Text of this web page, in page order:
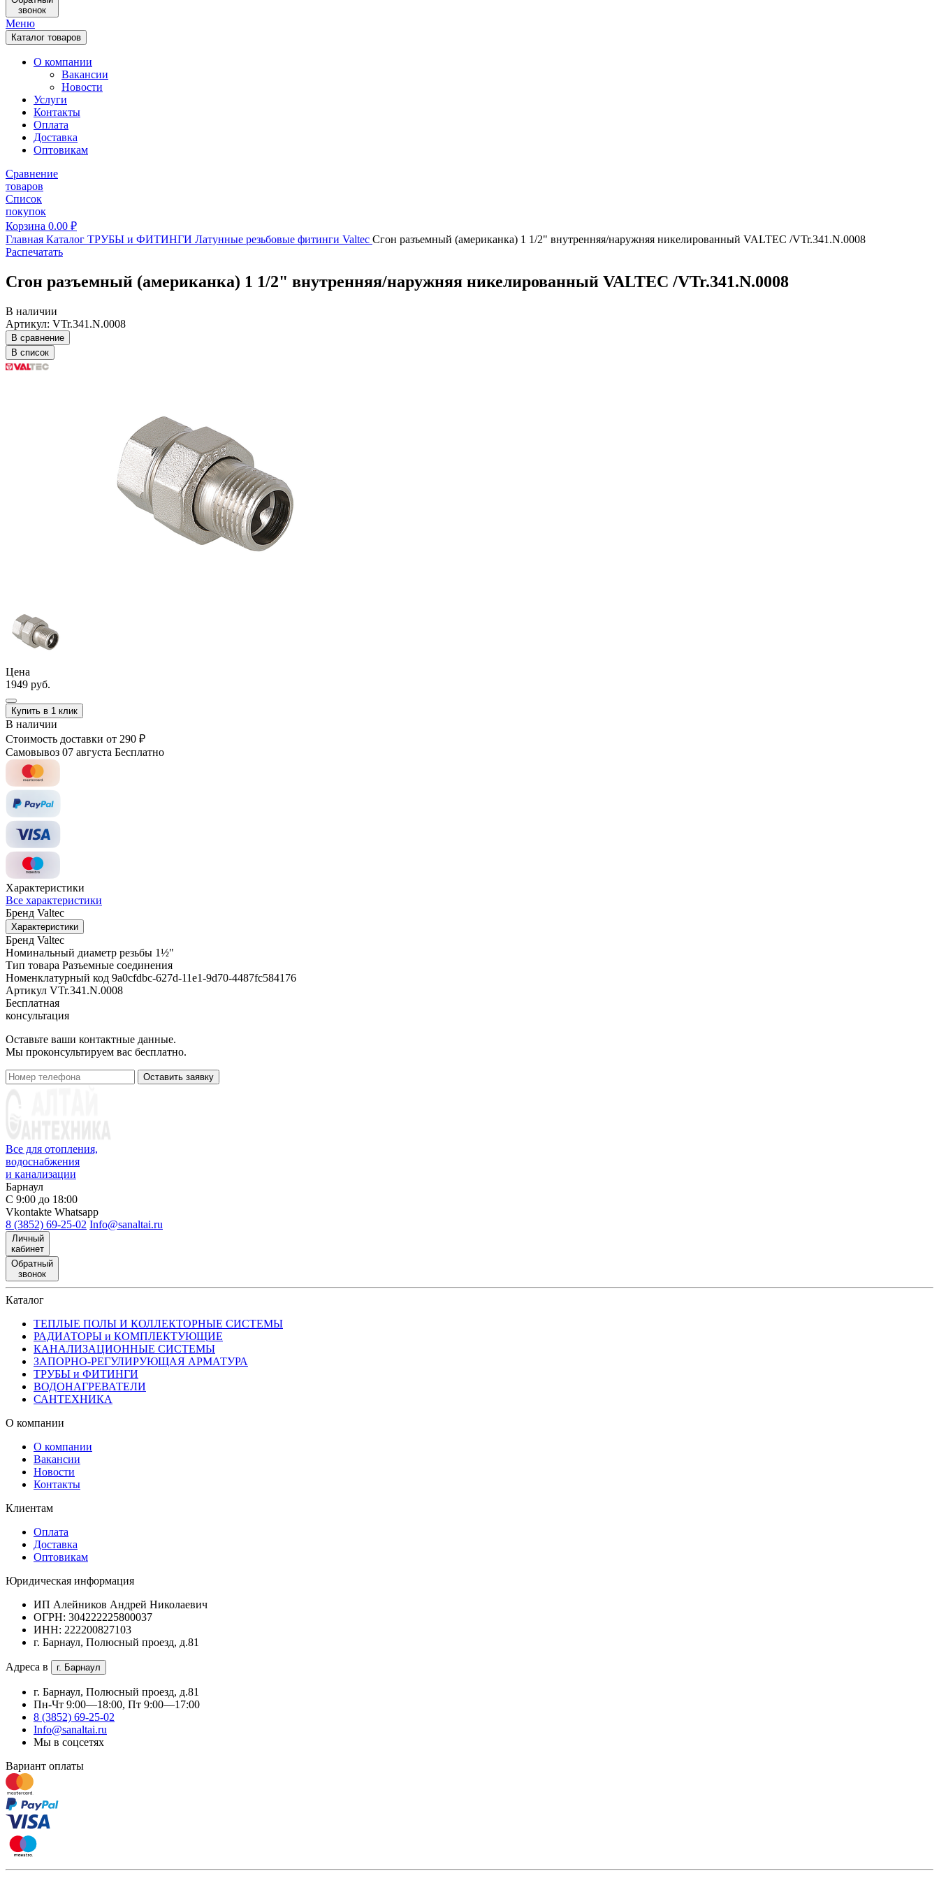
звонок
Меню
Каталог товаров
О компании
Вакансии
Новости
Услуги
Контакты
Оплата
Доставка
Оптовикам
Сравнение
товаров
Список
покупок
Корзина 0.00 ₽
Главная Каталог ТРУБЫ и ФИТИНГИ Латунные резьбовые фитинги Valtec Сгон разъемный (американка) 1 1/2" внутренняя/наружняя никелированный VALTEC /VTr.341.N.0008
Распечатать
Сгон разъемный (американка) 1 1/2" внутренняя/наружняя никелированный VALTEC /VTr.341.N.0008
В наличии
Артикул: VTr.341.N.0008
В сравнение
В список
Цена
1949 руб.
Купить в 1 клик
В наличии
Стоимость доставки от 290 ₽
Самовывоз 07 августа Бесплатно
Характеристики
Все характеристики
Бренд Valtec
Характеристики
Бренд Valtec
Номинальный диаметр резьбы 1½"
Тип товара Разъемные соединения
Номенклатурный код 9a0cfdbc-627d-11e1-9d70-4487fc584176
Артикул VTr.341.N.0008
Бесплатная
консультация
Оставьте ваши контактные данные.
Мы проконсультируем вас бесплатно.
Оставить заявку
Все для отопления,
водоснабжения
и канализации
Барнаул
С 9:00 до 18:00
Vkontakte Whatsapp
8 (3852) 69-25-02 Info@sanaltai.ru
Личный
кабинет
Обратный
звонок
Каталог
ТЕПЛЫЕ ПОЛЫ И КОЛЛЕКТОРНЫЕ СИСТЕМЫ
РАДИАТОРЫ и КОМПЛЕКТУЮЩИЕ
КАНАЛИЗАЦИОННЫЕ СИСТЕМЫ
ЗАПОРНО-РЕГУЛИРУЮЩАЯ АРМАТУРА
ТРУБЫ и ФИТИНГИ
ВОДОНАГРЕВАТЕЛИ
САНТЕХНИКА
О компании
О компании
Вакансии
Новости
Контакты
Клиентам
Оплата
Доставка
Оптовикам
Юридическая информация
ИП Алейников Андрей Николаевич
ОГРН: 304222225800037
ИНН: 222200827103
г. Барнаул, Полюсный проезд, д.81
Адреса в г. Барнаул
г. Барнаул, Полюсный проезд, д.81
Пн-Чт 9:00—18:00, Пт 9:00—17:00
8 (3852) 69-25-02
Info@sanaltai.ru
Мы в соцсетях
Вариант оплаты